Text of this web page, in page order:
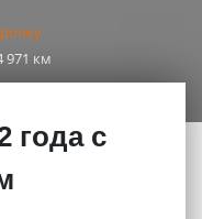
971 км
года с